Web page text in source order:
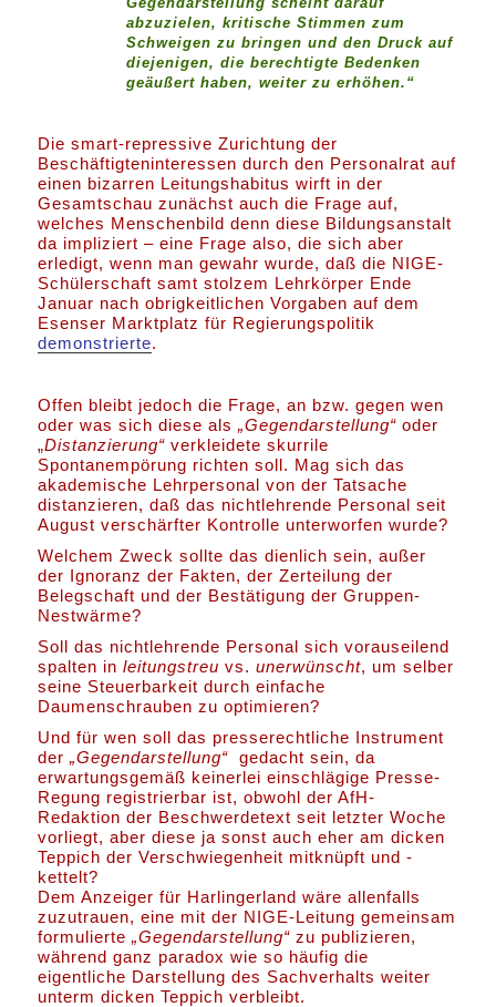
abzuzielen, kritische Stimmen zum
Schweigen zu bringen und den Druck auf
diejenigen, die berechtigte Bedenken
geäußert haben, weiter zu erhöhen.“
Die smart-repressive Zurichtung der
Beschäftigteninteressen durch den Personalrat auf
einen bizarren Leitungshabitus wirft in der
Gesamtschau zunächst auch die Frage auf,
welches Menschenbild denn diese Bildungsanstalt
da impliziert – eine Frage also, die sich aber
erledigt, wenn man gewahr wurde, daß die NIGE-
Schülerschaft samt stolzem Lehrkörper Ende
Januar nach obrigkeitlichen Vorgaben auf dem
Esenser Marktplatz für Regierungspolitik
demonstrierte.
Offen bleibt jedoch die Frage, an bzw. gegen wen
oder was sich diese als„Gegendarstellung“ oder
„Distanzierung“ verkleidete skurrile
Spontanempörung richten soll. Mag sich das
akademische Lehrpersonal von der Tatsache
distanzieren, daß das nichtlehrende Personal seit
August verschärfter Kontrolle unterworfen wurde?
Welchem Zweck sollte das dienlich sein, außer
der Ignoranz der Fakten, der Zerteilung der
Belegschaft und der Bestätigung der Gruppen-
Nestwärme?
Soll das nichtlehrende Personal sich vorauseilend
spalten inleitungstreu vs.unerwünscht, um selber
seine Steuerbarkeit durch einfache
Daumenschrauben zu optimieren?
Und für wen soll das presserechtliche Instrument
der„Gegendarstellung“ gedacht sein, da
erwartungsgemäß keinerlei einschlägige Presse-
Regung registrierbar ist, obwohl der AfH-
Redaktion der Beschwerdetext seit letzter Woche
vorliegt, aber diese ja sonst auch eher am dicken
Teppich der Verschwiegenheit mitknüpft und -
kettelt?
Dem Anzeiger für Harlingerland wäre allenfalls
zuzutrauen, eine mit der NIGE-Leitung gemeinsam
formulierte„Gegendarstellung“ zu publizieren,
während ganz paradox wie so häufig die
eigentliche Darstellung des Sachverhalts weiter
unterm dicken Teppich verbleibt.